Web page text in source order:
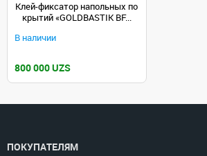
Клей-фиксатор напольных по
крытий «GOLDBASTIK BF...
В наличии
800 000 UZS
ПОКУПАТЕЛЯМ